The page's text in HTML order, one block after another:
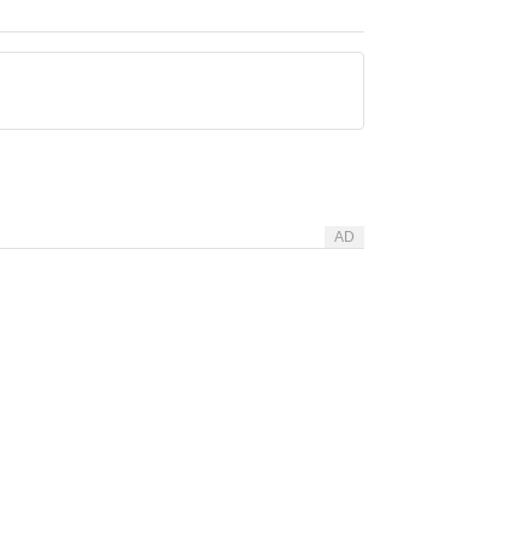
AD